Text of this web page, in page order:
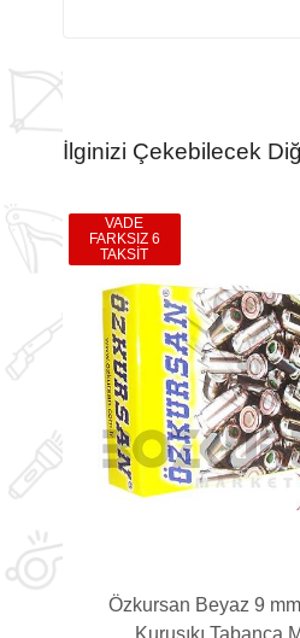
İlginizi Çekebilecek
Özkursan Beyaz 9
VADE
FARKSIZ 6
TAKSİT